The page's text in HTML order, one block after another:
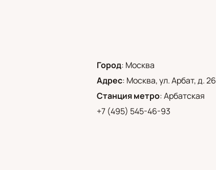
Город: Москва
Адрес: Москва, ул. Арбат, д. 26
Станция метро:Арбатская
+7 (495) 545-46-93